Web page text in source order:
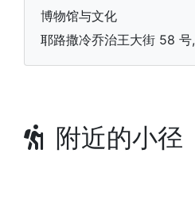
博物馆与文化
耶路撒冷乔治王大街 58 号
附近的小径